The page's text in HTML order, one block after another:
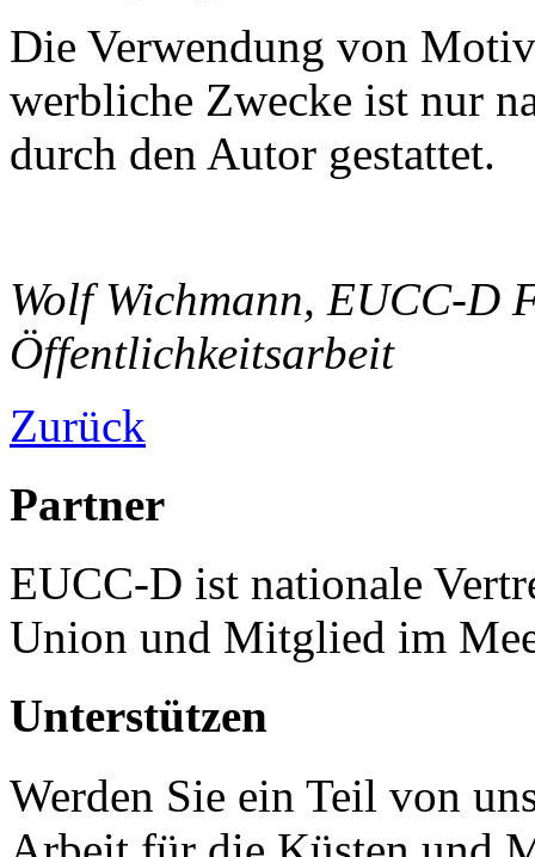
Die Verwendung von
werbliche Zwecke ist nur
durch den Autor gestattet.
Wolf Wichmann, EUCC-D
Öffentlichkeitsarbeit
Zurück
Partner
EUCC-D ist nationale
Union und Mitglied im
Unterstützen
Werden Sie ein Teil von